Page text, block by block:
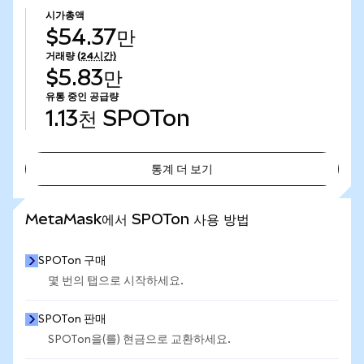
시가총액
$54.37만
거래량 (24시간)
$5.83만
유통 중인 공급량
1.13천 SPOTon
통계 더 보기
MetaMask에서 SPOTon 사용 방법
SPOTon 구매
몇 번의 탭으로 시작하세요.
SPOTon 판매
SPOTon을(를) 현금으로 교환하세요.